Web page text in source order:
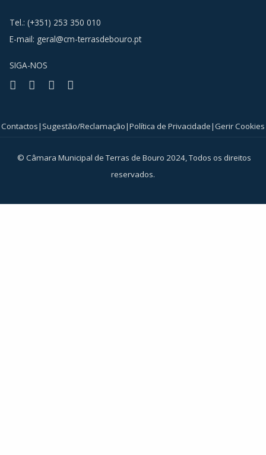
Tel.: (+351) 253 350 010
E-mail: geral@cm-terrasdebouro.pt
SIGA-NOS
Facebook
Youtube
Instagram
© Câmara Municipal de Terras de Bouro 2024, Todos os direitos
reservados.
Contactos| Sugestão/Reclamação|Política de Privacidade|Gerir Cookies